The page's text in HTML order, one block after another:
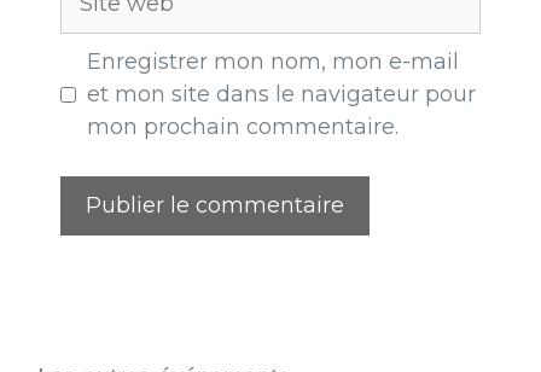
Enregistrer mon nom, mon e-mail
et mon site dans le navigateur pour
mon prochain commentaire.